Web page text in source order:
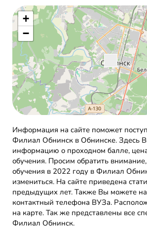
+
−
Информация на сайте поможет
Филиал Обнинск в Обнинске. Здесь
информацию о проходном балле,
обучения. Просим обратить внимание,
обучения в 2022 году в Филиал
измениться. На сайте приведена
предыдущих лет. Также Вы можете
контактный телефона ВУЗа.
на карте. Так же представлены все
Филиал Обнинск.